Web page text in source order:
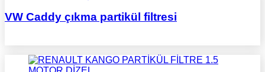
VW Caddy çıkma partikül filtresi